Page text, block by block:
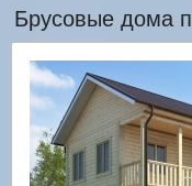
Брусовые дома